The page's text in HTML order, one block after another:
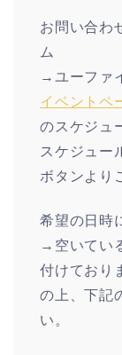
お問い合わ
ム
→ユーファ
イベントペ
のスケジュ
スケジュー
ボタンより
希望の日時
→空いてい
付けており
の上、下記
い。